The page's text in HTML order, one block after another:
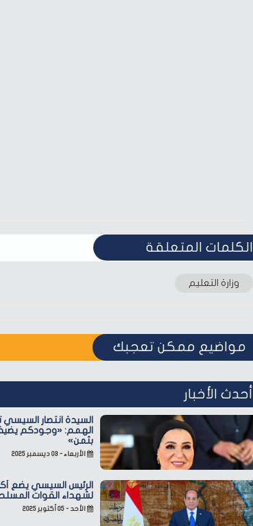
الكلمات المتعلقة‎
وزارة التعليم
مواضيع ممكن تعجبك
أحدث الأخبار
السيدة انتصار
الهمم: «وجودكم يضيف
بثمن»
الأربعاء - ٠٣ ديسمبر ٢٠٢٥
الرئيس السيسي يضع
لشهداء القوات
الأحد - ٠٥ أكتوبر ٢٠٢٥